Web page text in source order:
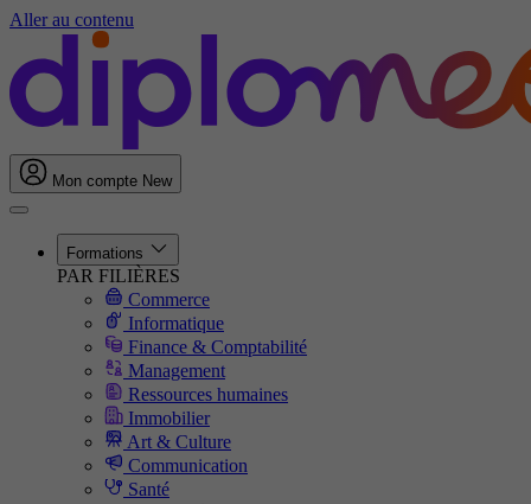
Aller au contenu
Mon compte New
Formations
PAR FILIÈRES
Commerce
Informatique
Finance & Comptabilité
Management
Ressources humaines
Immobilier
Art & Culture
Communication
Santé